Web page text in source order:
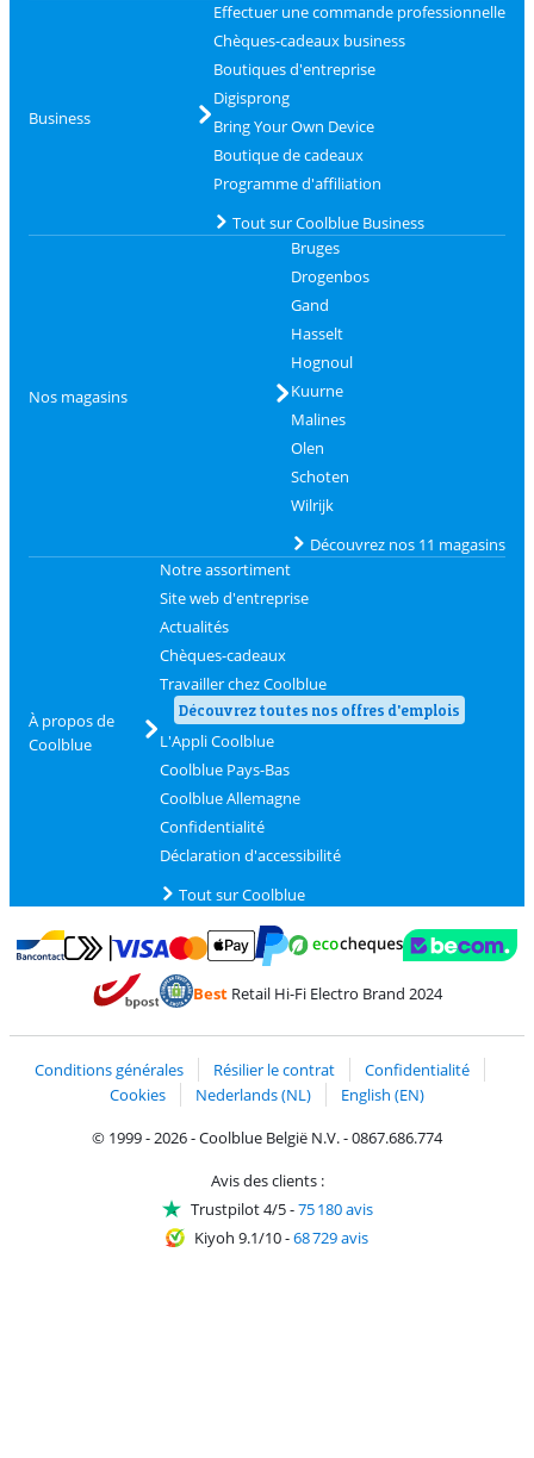
Business
Effectuer une commande professionnelle
Chèques-cadeaux business
Boutiques d'entreprise
Digisprong
Bring Your Own Device
Boutique de cadeaux
Programme d'affiliation
Tout sur Coolblue Business
Nos magasins
Bruges
Drogenbos
Gand
Hasselt
Hognoul
Kuurne
Malines
Olen
Schoten
Wilrijk
Découvrez nos 11 magasins
À propos de
Coolblue
Notre assortiment
Site web d'entreprise
Actualités
Chèques-cadeaux
Travailler chez Coolblue
Découvrez toutes nos offres d'emplois
L'Appli Coolblue
Coolblue Pays-Bas
Coolblue Allemagne
Confidentialité
Déclaration d'accessibilité
Tout sur Coolblue
Payer avec Bancontact
Payer avec MasterCard et Visa via ClickToPay
Payer avec PayPal
BestRetail Hi-Fi Electro Brand 2024
Conditions générales Résilier le contrat
Confidentialité
Cookies
Nederlands (NL)
English (EN)
© 1999 - 2026 - Coolblue België N.V. - 0867.686.774
Avis des clients :
Trustpilot 4/5-75 180 avis
Kiyoh 9.1/10-68 729 avis